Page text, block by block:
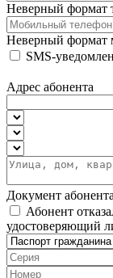
Неверный формат
Неверный формат
SMS-
Адрес абонента
Документ абонента
Абонент
удостоверяющий